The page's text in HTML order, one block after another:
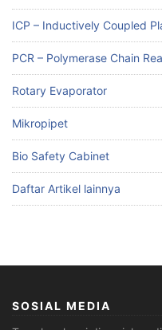
ICP – Inductively Coupled
PCR – Polymerase Chain
Rotary Evaporator
Mikropipet
Bio Safety Cabinet
Daftar Artikel lainnya
SOSIAL MEDIA